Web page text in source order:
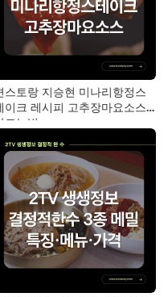
스토랑 지승현 미나리항정스
이크 레시피 고추장마요소스
드는법